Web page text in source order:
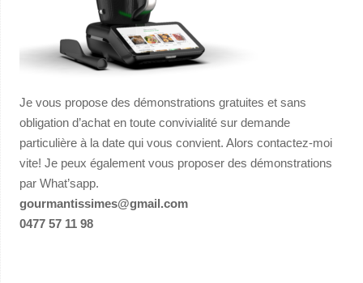
Je vous propose des démonstrations gratuites et sans
obligation d’achat en toute convivialité sur demande
particulière à la date qui vous convient. Alors contactez-moi
vite! Je peux également vous proposer des démonstrations
par What’sapp.
gourmantissimes@gmail.com
0477 57 11 98